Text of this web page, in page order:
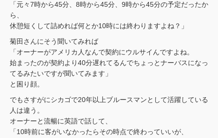
「元々7時から45分、8時から45分、9時から45分の予定だったか
ら、
休憩短くして詰めれば何とか10時には終わりますよね？」
菊田さんにそう聞いてみれば
「オーナーがアメリカ人なんで契約にウルサイんですよね。
始まったのが契約より40分遅れてるんでちょっとナーバスになっ
てるみたいですが聞いてみます」
と困り顔。
でもさすがにシカゴで20年以上ブルースマンとして活躍している
人は違う。
オーナーと流暢に英語で話して、
「10時前に客がいなかったらその時点で終わっていいが、